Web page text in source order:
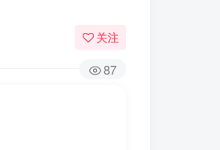
关注
87